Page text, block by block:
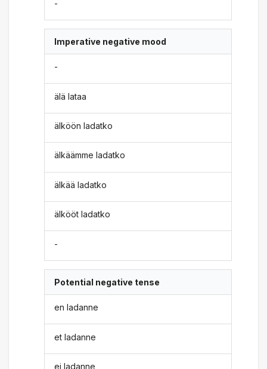
-
Imperative negative mood
-
älä lataa
älköön ladatko
älkäämme ladatko
älkää ladatko
älkööt ladatko
-
Potential negative tense
en ladanne
et ladanne
ei ladanne